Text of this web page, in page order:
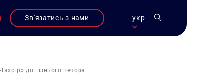
Зв'язатись з нами укр
до пізнього вечора